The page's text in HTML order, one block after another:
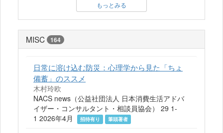
もっとみる
MISC 164
日常に溶け込む防災：心理学から見た「ちょ
備蓄」のススメ
木村玲欧
NACS news（公益社団法人 日本消費生活アドバ
イザー・コンサルタント・相談員協会） 29 1-
1 2026年4月
招待有り 筆頭著者